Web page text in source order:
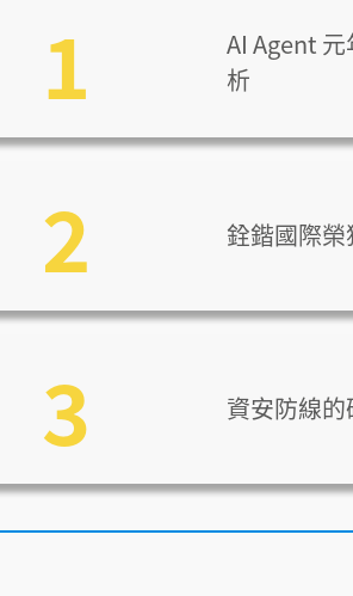
1
AI Agent
析
2 銓鍇國際
3 資安防線